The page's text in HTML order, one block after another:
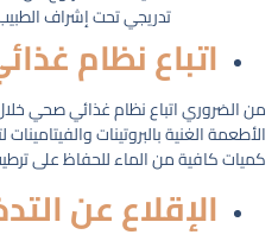
تدريجي تحت إشراف
اتباع نظام
من الضروري اتباع نظام غذائي صحي
الأطعمة الغنية بالبروتينات
كميات كافية من الماء للحفاظ على
الإقلاع عن